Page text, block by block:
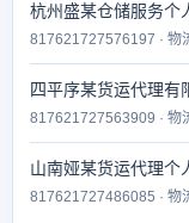
杭州盛某仓储服务个
817621727576197 · 物
四平序某货运代理有
817621727563909 · 物
山南娅某货运代理个
817621727486085 · 物